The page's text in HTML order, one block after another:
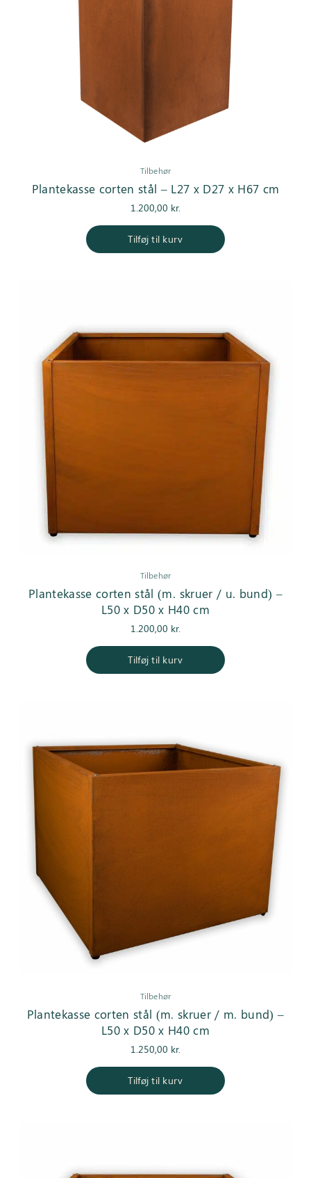
Tilbehør
Plantekasse corten stål – L27 x D27 x H67 cm
1.200,00 kr.
Tilføj til kurv
Tilbehør
Plantekasse corten stål (m. skruer / u. bund) –
L50 x D50 x H40 cm
1.200,00 kr.
Tilføj til kurv
Tilbehør
Plantekasse corten stål (m. skruer / m. bund) –
L50 x D50 x H40 cm
1.250,00 kr.
Tilføj til kurv